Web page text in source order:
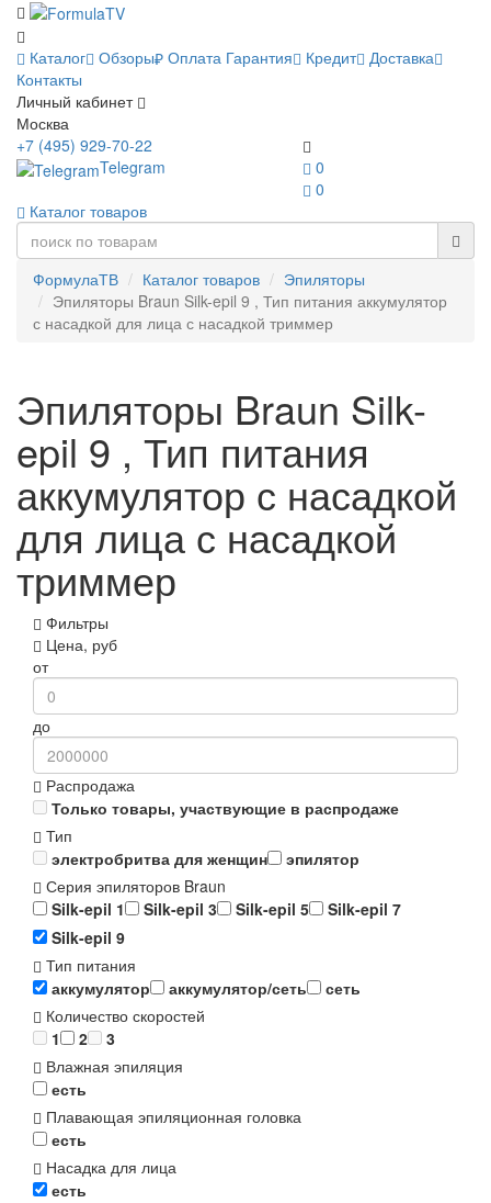
Каталог Обзоры Оплата Гарантия Кредит Доставка
Контакты
Личный кабинет
Москва
0
0
+7 (495) 929-70-22
Telegram
Каталог товаров
ФормулаТВ Каталог товаров
Эпиляторы
Эпиляторы Braun Silk-epil 9 , Тип питания аккумулятор
с насадкой для лица с насадкой триммер
Эпиляторы Braun Silk-
epil 9 , Тип питания
аккумулятор с насадкой
для лица с насадкой
триммер
Фильтры
Цена, руб
от
до
Распродажа
Только товары, участвующие в распродаже
Тип
электробритва для женщин
эпилятор
Серия эпиляторов Braun
Silk-epil 1
Silk-epil 3 Silk-epil 5
Silk-epil 7
Silk-epil 9
Тип питания
аккумулятор
аккумулятор/сеть
сеть
Количество скоростей
1
2
3
Влажная эпиляция
есть
Плавающая эпиляционная головка
есть
Насадка для лица
есть